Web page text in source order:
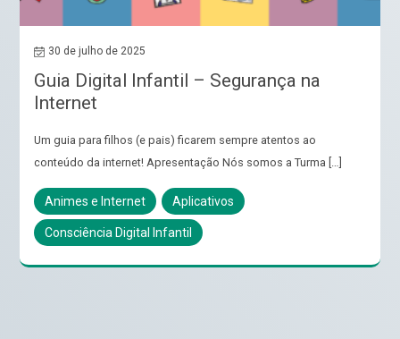
30 de julho de 2025
Guia Digital Infantil – Segurança na
Internet
Um guia para filhos (e pais) ficarem sempre atentos ao
conteúdo da internet! Apresentação Nós somos a Turma […]
Animes e Internet Aplicativos
Consciência Digital Infantil